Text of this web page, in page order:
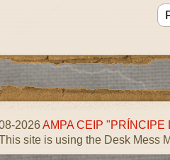
2026AMPA CEIP "PRÍNCIPE
site is using the Desk Mess